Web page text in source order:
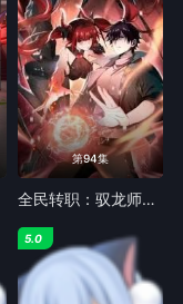
第94集
全民转职：驭龙师是最弱职业 动态漫画
5.0